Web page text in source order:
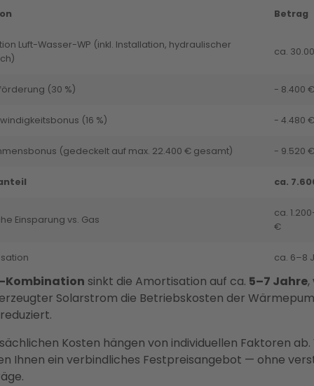
Betrag
Luft-Wasser-WP (inkl. Installation, hydraulischer
ca.
(30 %) - 8.400 €
(16 %) - 4.480 €
(gedeckelt auf max. 22.400 € gesamt) - 9.520 €
ca.
Einsparung vs. Gas
ca.
€
ca. 6–8
Kombination sinkt die Amortisation auf ca. 5–7 Jahre,
Solarstrom die Betriebskosten der
Kosten hängen von individuellen Faktoren ab.
Ihnen ein verbindliches Festpreisangebot — ohne